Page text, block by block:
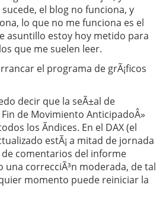
el blog no funciona, y
lo que no me funciona es el
asuntillo estoy hoy metido para
que me suelen leer.
el programa de grÃ¡ficos
decir que la seÃ±al de
de Movimiento AnticipadoÂ»
los Ã­ndices. En el DAX (el
estÃ¡ a mitad de jornada
de comentarios del informe
correcciÃ³n moderada, de tal
momento puede reiniciar la